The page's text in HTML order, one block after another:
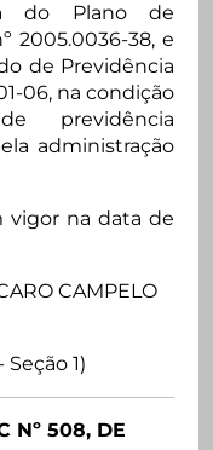
do Plano de
2005.0036-38, e
de Previdência
06, na condição
previdência
administração
vigor na data de
CAMPELO
Seção 1)
Nº 508, DE